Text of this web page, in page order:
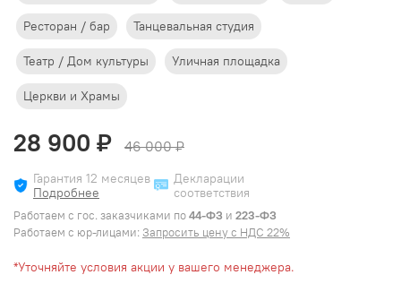
Ресторан / бар Танцевальная студия
Театр / Дом культуры Уличная площадка
Церкви и Храмы
28 900 ₽ 46 000 ₽
Гарантия 12 месяцев
Подробнее
Декларации
соответствия
Работаем с гос. заказчиками по44-ФЗ и 223-ФЗ
Работаем с юр-лицами: Запросить цену с НДС 22%
*Уточняйте условия акции у вашего менеджера.